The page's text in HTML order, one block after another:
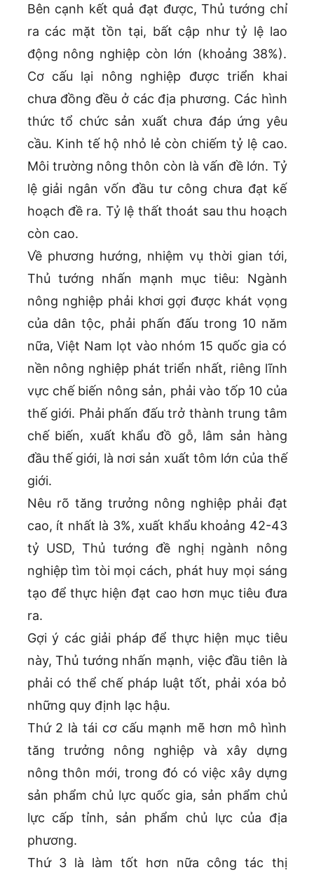
Bên cạnh kết quả đạt được, Thủ tướng chỉ
ra các mặt tồn tại, bất cập như tỷ lệ lao
động nông nghiệp còn lớn (khoảng 38%).
Cơ cấu lại nông nghiệp được triển khai
chưa đồng đều ở các địa phương. Các hình
thức tổ chức sản xuất chưa đáp ứng yêu
cầu. Kinh tế hộ nhỏ lẻ còn chiếm tỷ lệ cao.
Môi trường nông thôn còn là vấn đề lớn. Tỷ
lệ giải ngân vốn đầu tư công chưa đạt kế
hoạch đề ra. Tỷ lệ thất thoát sau thu hoạch
còn cao.
Về phương hướng, nhiệm vụ thời gian tới,
Thủ tướng nhấn mạnh mục tiêu: Ngành
nông nghiệp phải khơi gợi được khát vọng
của dân tộc, phải phấn đấu trong 10 năm
nữa, Việt Nam lọt vào nhóm 15 quốc gia có
nền nông nghiệp phát triển nhất, riêng lĩnh
vực chế biến nông sản, phải vào tốp 10 của
thế giới. Phải phấn đấu trở thành trung tâm
chế biến, xuất khẩu đồ gỗ, lâm sản hàng
đầu thế giới, là nơi sản xuất tôm lớn của thế
giới.
Nêu rõ tăng trưởng nông nghiệp phải đạt
cao, ít nhất là 3%, xuất khẩu khoảng 42-43
tỷ USD, Thủ tướng đề nghị ngành nông
nghiệp tìm tòi mọi cách, phát huy mọi sáng
tạo để thực hiện đạt cao hơn mục tiêu đưa
ra.
Gợi ý các giải pháp để thực hiện mục tiêu
này, Thủ tướng nhấn mạnh, việc đầu tiên là
phải có thể chế pháp luật tốt, phải xóa bỏ
những quy định lạc hậu.
Thứ 2 là tái cơ cấu mạnh mẽ hơn mô hình
tăng trưởng nông nghiệp và xây dựng
nông thôn mới, trong đó có việc xây dựng
sản phẩm chủ lực quốc gia, sản phẩm chủ
lực cấp tỉnh, sản phẩm chủ lực của địa
phương.
Thứ 3 là làm tốt hơn nữa công tác thị